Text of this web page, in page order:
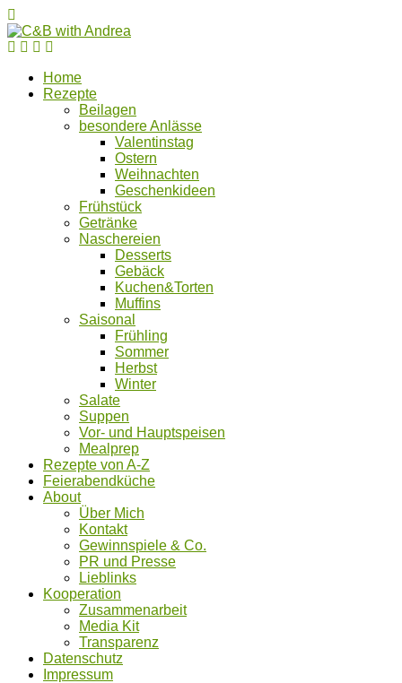
Home
Rezepte
Beilagen
besondere Anlässe
Valentinstag
Ostern
Weihnachten
Geschenkideen
Frühstück
Getränke
Naschereien
Desserts
Gebäck
Kuchen&Torten
Muffins
Saisonal
Frühling
Sommer
Herbst
Winter
Salate
Suppen
Vor- und Hauptspeisen
Mealprep
Rezepte von A-Z
Feierabendküche
About
Über Mich
Kontakt
Gewinnspiele & Co.
PR und Presse
Lieblinks
Kooperation
Zusammenarbeit
Media Kit
Transparenz
Datenschutz
Impressum